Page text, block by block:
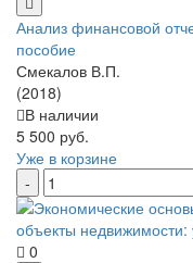
Анализ финансовой
пособие
Смекалов В.П.
(2018)
В наличии
5 500 руб.
Уже в корзине
0